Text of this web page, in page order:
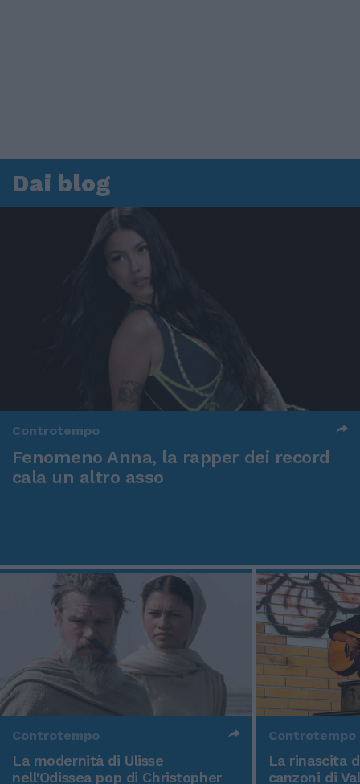
Dai blog
Controtempo
Fenomeno Anna, la rapper dei record
cala un altro asso
Controtempo
La modernità di Ulisse
nell'Odissea pop di Christopher
Controtempo
La rinascita
canzoni di